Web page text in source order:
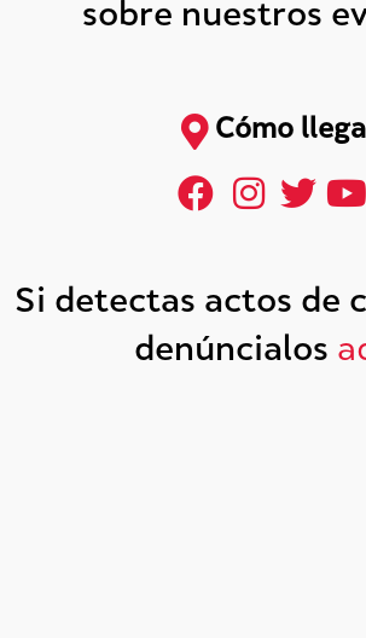
sobre nuestros
Cómo
Si detectas actos de
denúncialos